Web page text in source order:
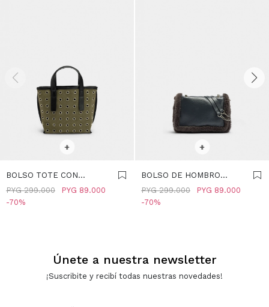
+
BOLSO TOTE CON
TACHUELAS BOLSA
INTERIOR - CAQUI
PYG 89.000
PYG 299.000
70
+
BOLSO DE HOMBRO
BORDES EFECTO PELO -
GRIS
PYG 89.000
PYG 299.000
70
Únete a nuestra newsletter
¡Suscribite y recibí todas nuestras novedades!